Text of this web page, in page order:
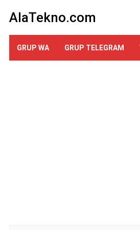
konten
AlaTekno.com
GRUP WA GRUP TELEGRAM